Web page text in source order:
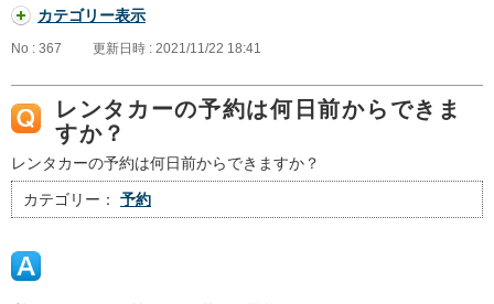
カテゴリー表示
No : 367 更新日時 : 2021/11/22 18:41
レンタカーの予約は何日前からできま
すか？
レンタカーの予約は何日前からできますか？
カテゴリー： 予約